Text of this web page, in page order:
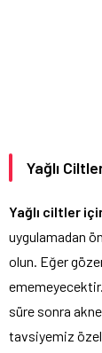
Yağlı
Yağlı ciltler
uygulamadan
olun. Eğer
süre sonra
tavsiyemiz